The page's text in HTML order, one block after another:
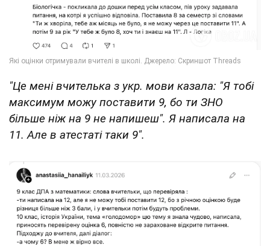
"Це мені вчителька з укр. мови казала: "Я тобі
максимум можу поставити 9, бо ти ЗНО
більше ніж на 9 не напишеш". Я написала на
11. Але в атестаті таки 9".